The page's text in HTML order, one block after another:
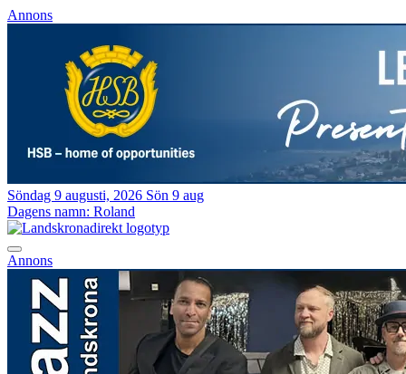
Annons
Söndag 9 augusti, 2026 Sön 9 aug
Dagens namn: Roland
Annons